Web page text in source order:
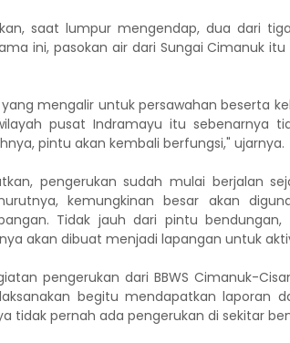
saat lumpur mengendap, dua dari
ini, pasokan air dari Sungai Cimanuk
yang mengalir untuk persawahan beserta
pusat Indramayu itu sebenarnya
pintu akan kembali berfungsi," ujarnya.
pengerukan sudah mulai berjalan
kemungkinan besar akan
Tidak jauh dari pintu
akan dibuat menjadi lapangan untuk
pengerukan dari BBWS Cimanuk-
begitu mendapatkan laporan
tidak pernah ada pengerukan di sekitar